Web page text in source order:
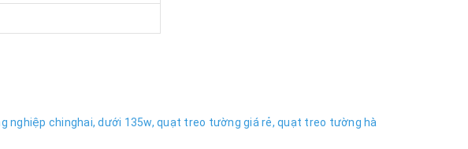
nghiệp chinghai, dưới 135w, quạt treo tường giá rẻ, quạt treo tường hà